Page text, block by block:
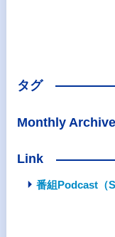
タグ
Monthly Archive
Link
番組Podcast（